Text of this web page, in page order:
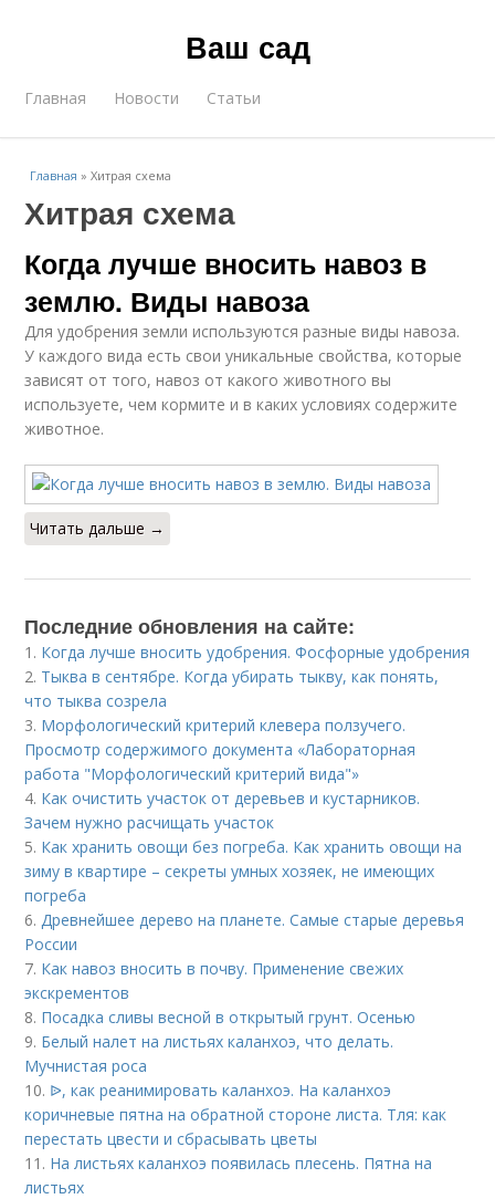
Ваш сад
Главная Новости Статьи
Главная »Хитрая схема
Хитрая схема
Когда лучше вносить навоз в
землю. Виды навоза
Для удобрения земли используются разные виды навоза.
У каждого вида есть свои уникальные свойства, которые
зависят от того, навоз от какого животного вы
используете, чем кормите и в каких условиях содержите
животное.
Читать дальше →
Последние обновления на сайте:
1. Когда лучше вносить удобрения. Фосфорные удобрения
2. Тыква в сентябре. Когда убирать тыкву, как понять,
что тыква созрела
3. Морфологический критерий клевера ползучего.
Просмотр содержимого документа «Лабораторная
работа "Морфологический критерий вида"»
4. Как очистить участок от деревьев и кустарников.
Зачем нужно расчищать участок
5. Как хранить овощи без погреба. Как хранить овощи на
зиму в квартире – секреты умных хозяек, не имеющих
погреба
6.Древнейшее дерево на планете. Самые старые деревья
России
7. Как навоз вносить в почву. Применение свежих
экскрементов
8. Посадка сливы весной в открытый грунт. Осенью
9. Белый налет на листьях каланхоэ, что делать.
Мучнистая роса
10. ᐉ, как реанимировать каланхоэ. На каланхоэ
коричневые пятна на обратной стороне листа. Тля: как
перестать цвести и сбрасывать цветы
11. На листьях каланхоэ появилась плесень. Пятна на
листьях